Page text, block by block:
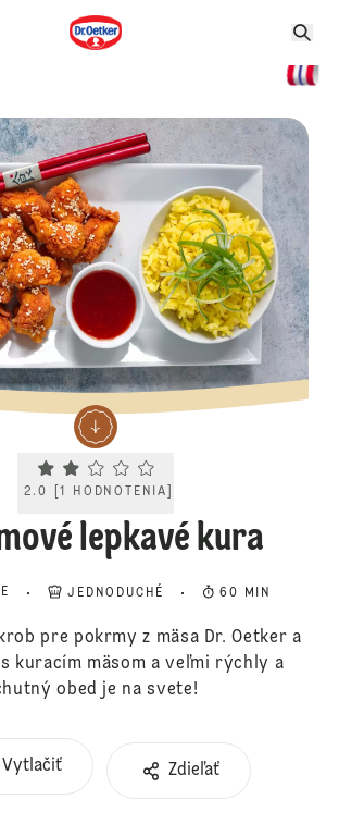
Current rating 2.0. Click to rate.
2.0 [1 HODNOTENIA
lepkavé kura
JEDNODUCHÉ 60 MIN
pre pokrmy z mäsa Dr. Oetker a
kuracím mäsom a veľmi rýchly a
obed je na svete!
Vytlačiť Zdieľať